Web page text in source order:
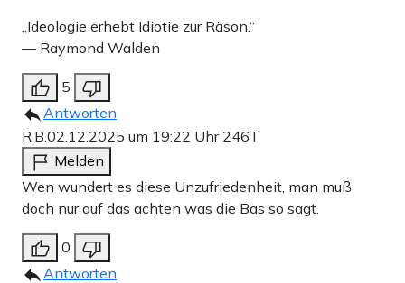
„Ideologie erhebt Idiotie zur Räson.“
— Raymond Walden
5
Antworten
R.B. 02.12.2025 um 19:22 Uhr 246T
Melden
Wen wundert es diese Unzufriedenheit, man muß
doch nur auf das achten was die Bas so sagt.
0
Antworten